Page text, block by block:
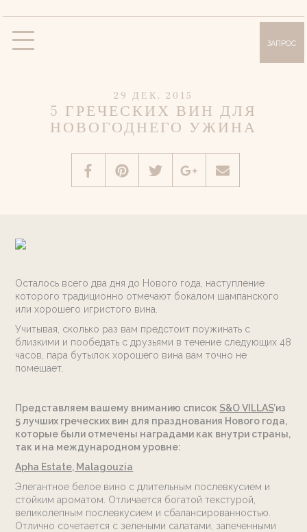
ЗАПРОС
Вилла «Олимпия»
Вилла «Сисси»
Вилла «Анна»
Вилла «Лилли»
Вилла «Дафна»
Удобства и услуги
Фотогалерея
О Корфу
Блог
Контакты
Расценки
29 ДЕК, 2015
5 ГРЕЧЕСКИХ ВИН ДЛЯ
НОВОГОДНЕГО УЖИНА
Осталось всего два дня до Нового года, наступление
которого традиционно отмечают бокалом шампанского
или хорошего игристого вина.
Учитывая, сколько раз вам предстоит поужинать с
близкими и пообедать с друзьями в течение следующих 48
часов, пара бутылок хорошего вина вам точно не
помешает.
Представляем вашему вниманию список S&O VILLAS’из
5 лучших греческих вин для празднования Нового года,
которые были отмечены наградами как внутри страны,
так и на международном уровне:
Apha Estate, Malagouzia
Элегантное белое вино с длительным послевкусием и
стойким ароматом. Отличается богатой текстурой,
великолепным послевкусием и сбалансированностью.
Отлично сочетается с зелеными салатами, запеченными